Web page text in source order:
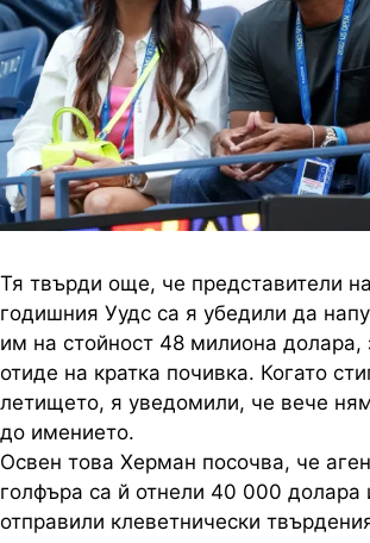
Тя твърди още, че представители
годишния Уудс са я убедили да
им на стойност 48 милиона долара,
отиде на кратка почивка. Когато
летището, я уведомили, че вече
до имението.
Освен това Херман посочва, че
голфъра са й отнели 40 000 долара
отправили клеветнически